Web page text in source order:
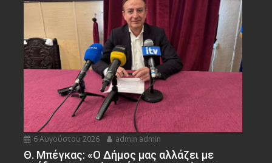
6 Αυγούστου 2026 admin admin
Θ. Μπέγκας: «Ο Δήμος μας αλλάζει με